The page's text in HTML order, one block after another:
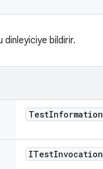
dinleyiciye bildirir.
TestInformation
ITestInvocation